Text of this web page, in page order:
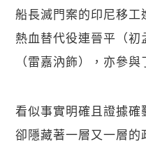
船長滅門案的印尼移
熱血替代役連晉平（
（雷嘉汭飾），亦參
看似事實明確且證據
卻隱藏著一層又一層